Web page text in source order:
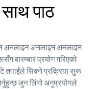
पाठ
अनलाइन अनलाइन अनलाइन
बारम्बार प्रयोग गरिएको
तपाईंले सिक्ने प्रक्रिया सुरू
जुन लिंगो अनुप्रयोगले